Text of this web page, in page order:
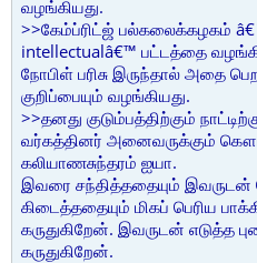
வழங்கியது.
>>கேம்ப்ரிட்ஜ் பல்கலைக்கழகம்
intellectualâ€™ பட்டத்தை
நோபிள் பரிசு இருந்தால் அதை
குறிப்பையும் வழங்கியது.
>>தனது குடும்பத்திற்கும்
வர்கத்தினர் அனைவருக்கும்
கலியாணசுந்தரம் ஐயா.
இவரை சந்தித்ததையும் இவருடன்
கிடைத்ததையும் மிகப் பெரிய
கருதுகிறேன். இவருடன் எடுத்த
கருதுகிறேன்.